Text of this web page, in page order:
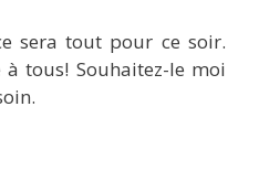
sera tout pour ce soir.
tous! Souhaitez-le moi